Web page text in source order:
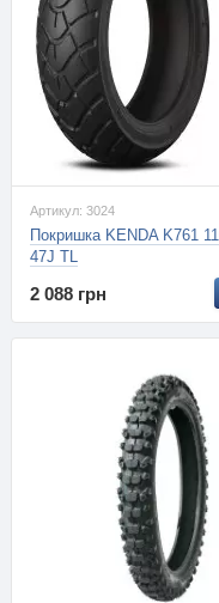
Артикул: 3024
Покришка KENDA K761
47J TL
2 088 грн